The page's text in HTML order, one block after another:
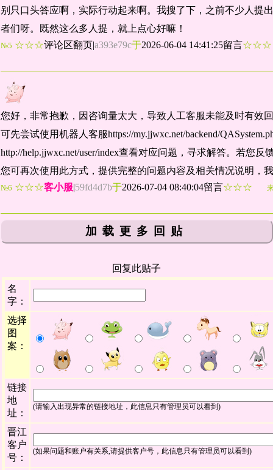
别只口头答应啊，实际行动起来啊。我搜了下，之前不少人提
者们呀。既然这么多人提，就上点心好嘛！
№5 ☆☆☆评论区翻页|a393e79c于2026-06-04 14:41:25留言
您好，非常抱歉，因咨询量太大，导致人工客服未能及时有效
可先尝试使用机器人客服https://my.jjwxc.net/backend/
http://help.jjwxc.net/user/index查看对应问题，寻求解答。若您
您可再次使用此方式，提供完整的问题内容及相关情况说明，
№6 ☆☆☆客小服|59fd4d7b于2026-07-04 08:40:04留言☆☆☆
加载更多回贴
回复此贴子
名
字：
选择
图
案：
链接
地
址：
(请输入出现异常的链接地址，此信息只有管理员可以看到)
晋江
客户
号：
(如果问题和账户有关系,请提供客户号，此信息只有管理员可以看到)